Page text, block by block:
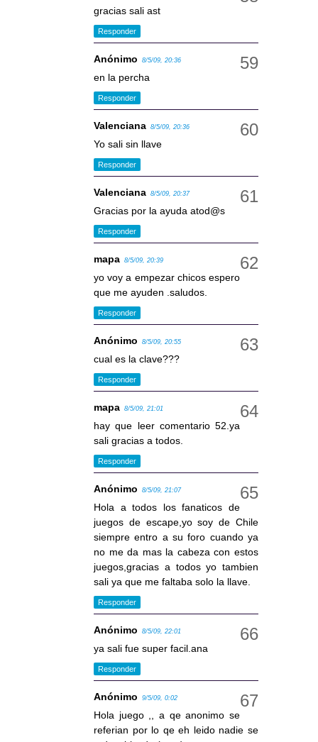
gracias sali ast
Responder
Anónimo 8/5/09, 20:36
en la percha
Responder
Valenciana 8/5/09, 20:36
Yo sali sin llave
Responder
Valenciana 8/5/09, 20:37
Gracias por la ayuda atod@s
Responder
mapa 8/5/09, 20:39
yo voy a empezar chicos espero
que me ayuden .saludos.
Responder
Anónimo 8/5/09, 20:55
cual es la clave???
Responder
mapa 8/5/09, 21:01
hay que leer comentario 52.ya
sali gracias a todos.
Responder
Anónimo 8/5/09, 21:07
Hola a todos los fanaticos de
juegos de escape,yo soy de Chile
siempre entro a su foro cuando ya
no me da mas la cabeza con estos
juegos,gracias a todos yo tambien
sali ya que me faltaba solo la llave.
Responder
Anónimo 8/5/09, 22:01
ya sali fue super facil.ana
Responder
Anónimo 9/5/09, 0:02
Hola juego ,, a qe anonimo se
referian por lo qe eh leido nadie se